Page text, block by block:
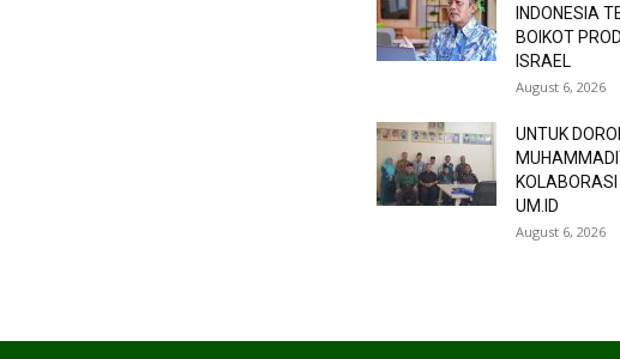
INDONESIA
BOIKOT
ISRAEL
August 6, 2026
UNTUK
KOLABORASI
UM.ID
August 6, 2026